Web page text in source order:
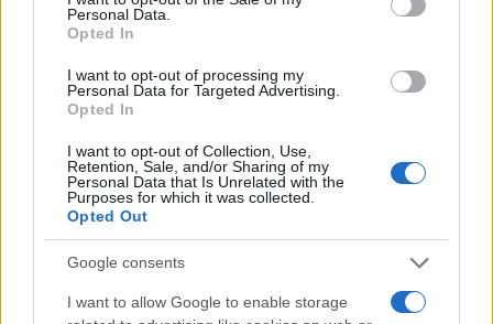
Personal Data.
Opted In
I want to opt-out of processing my
Personal Data for Targeted Advertising.
Opted In
I want to opt-out of Collection, Use,
Retention, Sale, and/or Sharing of my
Personal Data that Is Unrelated with the
Purposes for which it was collected.
Opted Out
Google consents
I want to allow Google to enable storage
riforme al consiglio comunale, tra cui la
regolamentazione dei casi disciplinari tra gli
impiegati e l’affiancamento dei capi dipartimento
da parte di una figura indipendente per rendere le
pratiche di assunzione più trasparenti. Ma,
secondo varie fonti anonime raccolte da RTS,solo
poche delle raccomandazioni contenute nel
rapporto furono però messe in pratica.